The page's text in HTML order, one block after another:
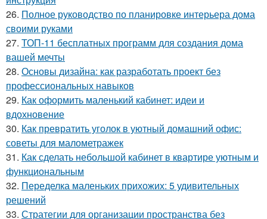
26. Полное руководство по планировке интерьера дома
своими руками
27. ТОП-11 бесплатных программ для создания дома
вашей мечты
28. Основы дизайна: как разработать проект без
профессиональных навыков
29. Как оформить маленький кабинет: идеи и
вдохновение
30. Как превратить уголок в уютный домашний офис:
советы для малометражек
31. Как сделать небольшой кабинет в квартире уютным и
функциональным
32. Переделка маленьких прихожих: 5 удивительных
решений
33. Стратегии для организации пространства без